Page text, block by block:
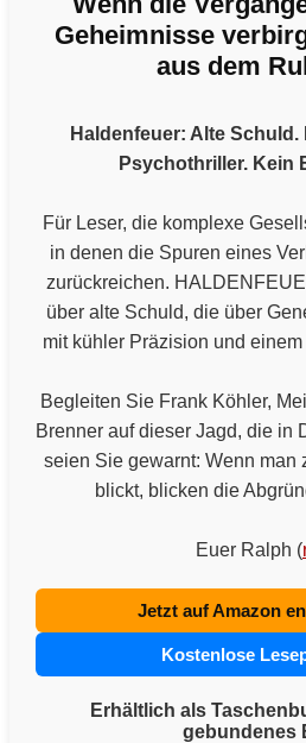
Geheimnisse
aus dem
Haldenfeuer: Alte Schuld.
Psychothriller. Kein
Für Leser, die komplexe
in denen die Spuren eines
zurückreichen.
über alte Schuld, die über
mit kühler Präzision und
Begleiten Sie Frank Köhler,
Brenner auf dieser Jagd, die in
seien Sie gewarnt: Wenn man
blickt, blicken die
Euer Ralph (
Jetzt auf Amazon
Kostenlose
Erhältlich als
gebundenes